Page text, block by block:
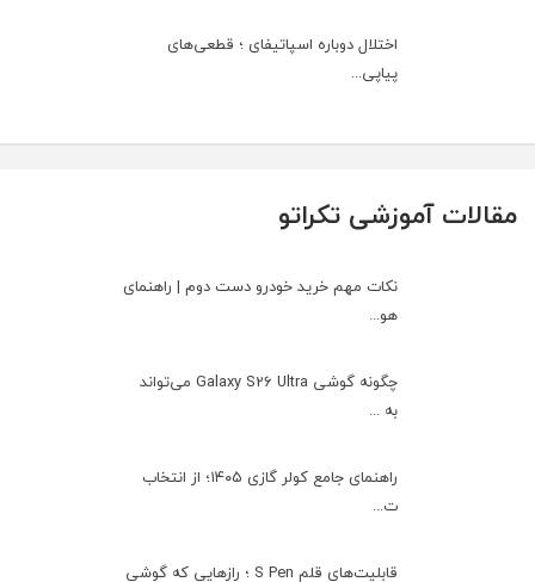
اختلال دوباره اسپاتیفای ؛ قطعی‌های
پیاپی...
مقالات آموزشی تکراتو
نکات مهم خرید خودرو دست دوم | راهنمای
هو...
چگونه گوشی Galaxy S26 Ultra می‌تواند
به ...
راهنمای جامع کولر گازی ۱۴۰۵؛ از انتخاب
ت...
قابلیت‌های قلم S Pen ؛ رازهایی که گوشی